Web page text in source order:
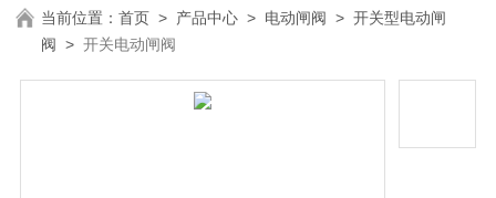
当前位置：首页 > 产品中心 > 电动闸阀 >开关型电动闸
阀 >开关电动闸阀